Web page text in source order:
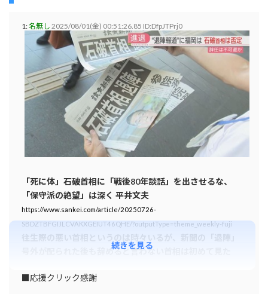
1:名無し 2025/08/01(金) 00:51:26.85 ID:DfpJTPrj0
「死に体」石破首相に「戦後80年談話」を出させるな、
「保守派の絶望」は深く 平井文夫
https://www.sankei.com/article/20250726-
SBDZTBFGIJLCVAKXGEIUT46QHE/?outputType=theme_weekly-fuji
往生際の悪い首相というのは時々いるが、新聞の「退陣」
号外が配られた後も辞めると言わない首相は初めて見た
■応援クリック感謝
続きを見る